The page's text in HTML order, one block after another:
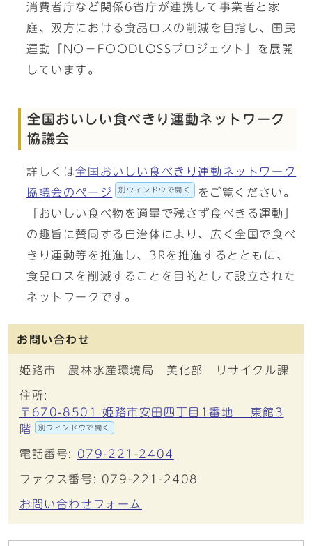
消費者庁など関係6省庁が連携して事業者と家
庭、双方における食品ロスの削減を目指し、国民
運動「NO－FOODLOSSプロジェクト」を展開
しています。
全国おいしい食べきり運動ネットワーク
協議会
詳しくは全国おいしい食べきり運動ネットワーク
協議会のページ
別ウィンドウで開く
をご覧ください。
「おいしい食べ物を適量で残さず食べきる運動」
の趣旨に賛同する自治体により、広く全国で食べ
きり運動等を推進し、3Rを推進するとともに、
食品ロスを削減することを目的として設立された
ネットワークです。
お問い合わせ
姫路市 農林水産環境局 美化部 リサイクル課
住所:
〒670-8501 姫路市安田四丁目1番地 東館3
階
別ウィンドウで開く
電話番号: 079-221-2404
ファクス番号: 079-221-2408
お問い合わせフォーム